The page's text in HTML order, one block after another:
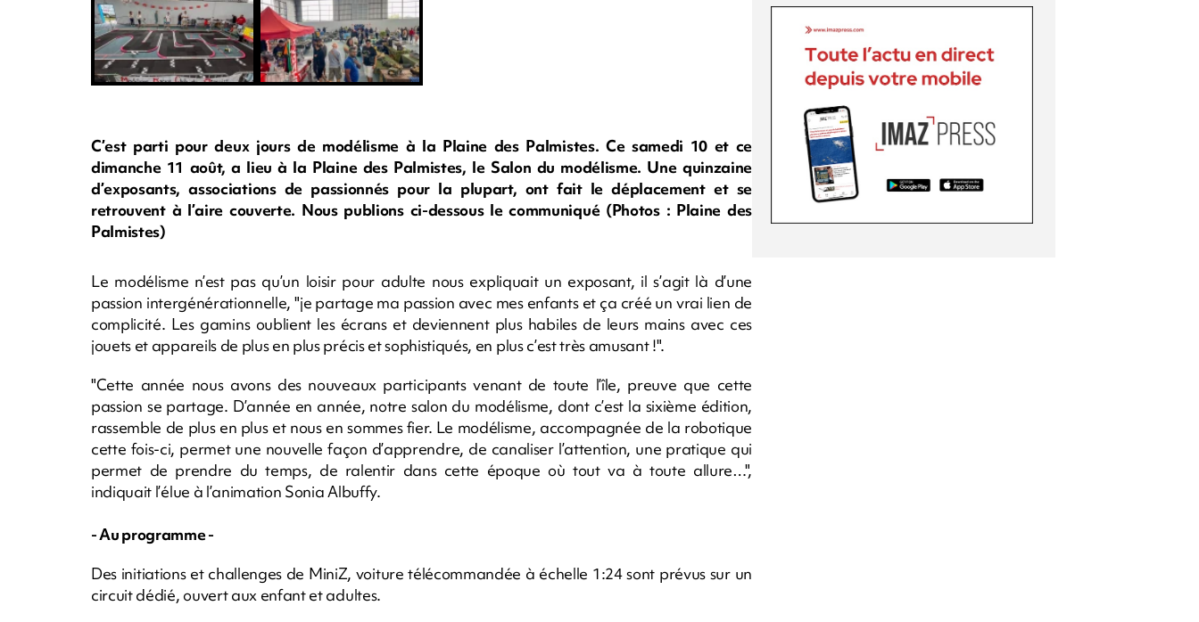
C’est parti pour deux jours de modélisme à la Plaine des Palmistes. Ce samedi 10 et ce
dimanche 11 août, a lieu à la Plaine des Palmistes, le Salon du modélisme. Une quinzaine
d’exposants, associations de passionnés pour la plupart, ont fait le déplacement et se
retrouvent à l’aire couverte. Nous publions ci-dessous le communiqué (Photos : Plaine des
Palmistes)
Le modélisme n’est pas qu’un loisir pour adulte nous expliquait un exposant, il s’agit là d’une
passion intergénérationnelle, "je partage ma passion avec mes enfants et ça créé un vrai lien de
complicité. Les gamins oublient les écrans et deviennent plus habiles de leurs mains avec ces
jouets et appareils de plus en plus précis et sophistiqués, en plus c’est très amusant !".
"Cette année nous avons des nouveaux participants venant de toute l’île, preuve que cette
passion se partage. D’année en année, notre salon du modélisme, dont c’est la sixième édition,
rassemble de plus en plus et nous en sommes fier. Le modélisme, accompagnée de la robotique
cette fois-ci, permet une nouvelle façon d’apprendre, de canaliser l’attention, une pratique qui
permet de prendre du temps, de ralentir dans cette époque où tout va à toute allure…",
indiquait l’élue à l’animation Sonia Albuffy.
- Au programme -
Des initiations et challenges de MiniZ, voiture télécommandée à échelle 1:24 sont prévus sur un
circuit dédié, ouvert aux enfant et adultes.